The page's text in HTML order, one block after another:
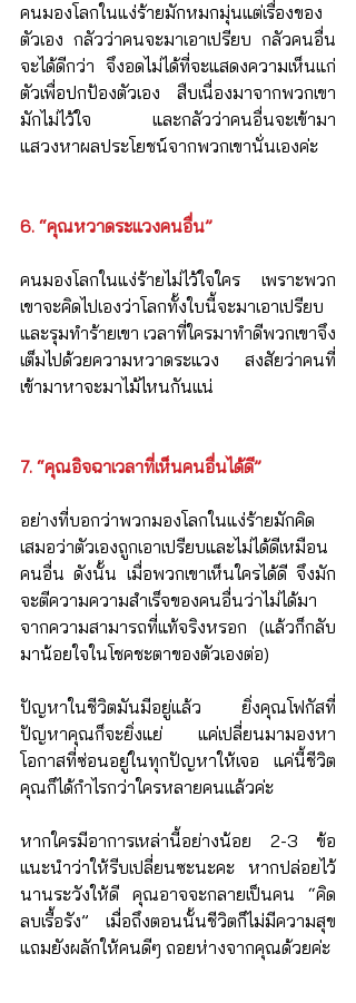
คนมองโลกในแง่ร้ายมักหมกมุ่นแต่เรื่องของ
ตัวเอง กลัวว่าคนจะมาเอาเปรียบ กลัวคนอื่น
จะได้ดีกว่า จึงอดไม่ได้ที่จะแสดงความเห็นแก่
ตัวเพื่อปกป้องตัวเอง สืบเนื่องมาจากพวกเขา
มักไม่ไว้ใจ  และกลัวว่าคนอื่นจะเข้ามา
แสวงหาผลประโยชน์จากพวกเขานั่นเองค่ะ
6. “คุณหวาดระแวงคนอื่น”
คนมองโลกในแง่ร้ายไม่ไว้ใจใคร เพราะพวก
เขาจะคิดไปเองว่าโลกทั้งใบนี้จะมาเอาเปรียบ
และรุมทำร้ายเขา เวลาที่ใครมาทำดีพวกเขาจึง
เต็มไปด้วยความหวาดระแวง สงสัยว่าคนที่
เข้ามาหาจะมาไม้ไหนกันแน่
7. “คุณอิจฉาเวลาที่เห็นคนอื่นได้ดี”
อย่างที่บอกว่าพวกมองโลกในแง่ร้ายมักคิด
เสมอว่าตัวเองถูกเอาเปรียบและไม่ได้ดีเหมือน
คนอื่น ดังนั้น เมื่อพวกเขาเห็นใครได้ดี จึงมัก
จะตีความความสำเร็จของคนอื่นว่าไม่ได้มา
จากความสามารถที่แท้จริงหรอก (แล้วก็กลับ
มาน้อยใจในโชคชะตาของตัวเองต่อ)
ปัญหาในชีวิตมันมีอยู่แล้ว ยิ่งคุณโฟกัสที่
ปัญหาคุณก็จะยิ่งแย่ แค่เปลี่ยนมามองหา
โอกาสที่ซ่อนอยู่ในทุกปัญหาให้เจอ แค่นี้ชีวิต
คุณก็ได้กำไรกว่าใครหลายคนแล้วค่ะ
หากใครมีอาการเหล่านี้อย่างน้อย 2-3 ข้อ
แนะนำว่าให้รีบเปลี่ยนซะนะคะ หากปล่อยไว้
นานระวังให้ดี คุณอาจจะกลายเป็นคน “คิด
ลบเรื้อรัง” เมื่อถึงตอนนั้นชีวิตก็ไม่มีความสุข
แถมยังผลักให้คนดีๆ ถอยห่างจากคุณด้วยค่ะ